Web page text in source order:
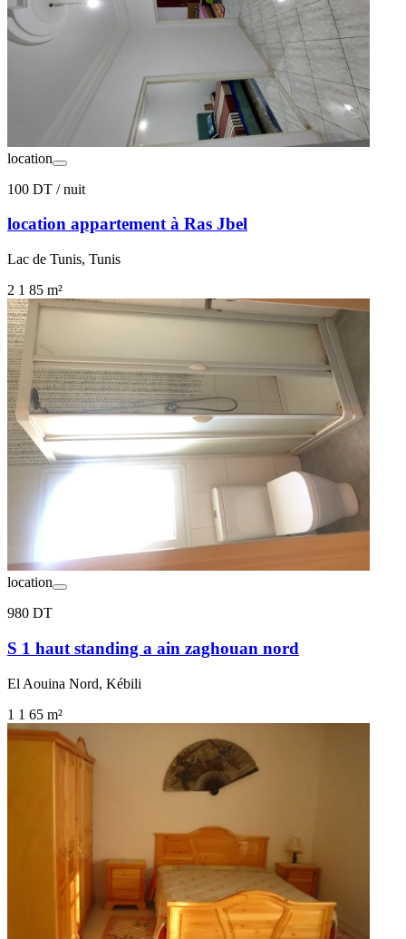
location
100 DT / nuit
location appartement à Ras Jbel
Lac de Tunis, Tunis
2 1 85 m²
location
980 DT
S 1 haut standing a ain zaghouan nord
El Aouina Nord, Kébili
1 1 65 m²